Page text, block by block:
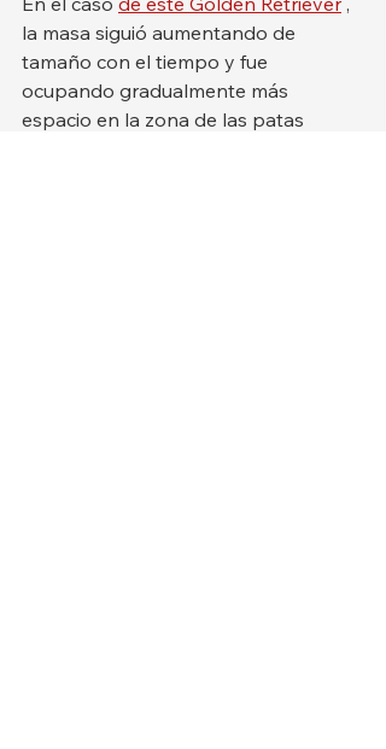
la masa siguió aumentando de
tamaño con el tiempo y fue
ocupando gradualmente más
espacio en la zona de las patas